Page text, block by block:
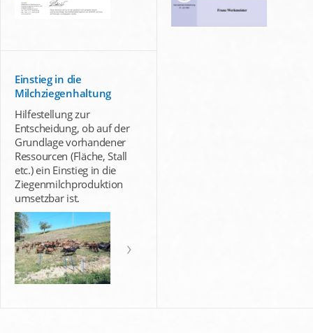
Einstieg in die
Milchziegenhaltung
Hilfestellung zur
Entscheidung, ob auf der
Grundlage vorhandener
Ressourcen (Fläche, Stall
etc.) ein Einstieg in die
Ziegenmilchproduktion
umsetzbar ist.